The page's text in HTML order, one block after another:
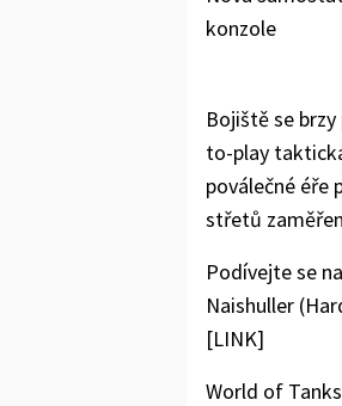
konzole
Bojiště se
to-play
poválečné éře
střetů
Podívejte se
Naishuller
[LINK]
World of